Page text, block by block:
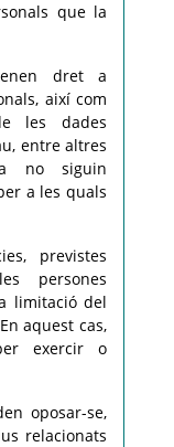
que la
dret a
així com
les dades
entre altres
no siguin
a les quals
previstes
persones
limitació del
aquest cas,
exercir o
oposar-se,
relacionats